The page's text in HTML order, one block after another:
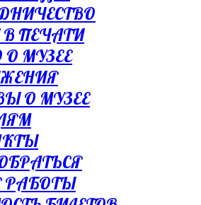
В ПЕЧАТИ
МУЗЕЕ
О МУЗЕЕ
РАБОТЫ